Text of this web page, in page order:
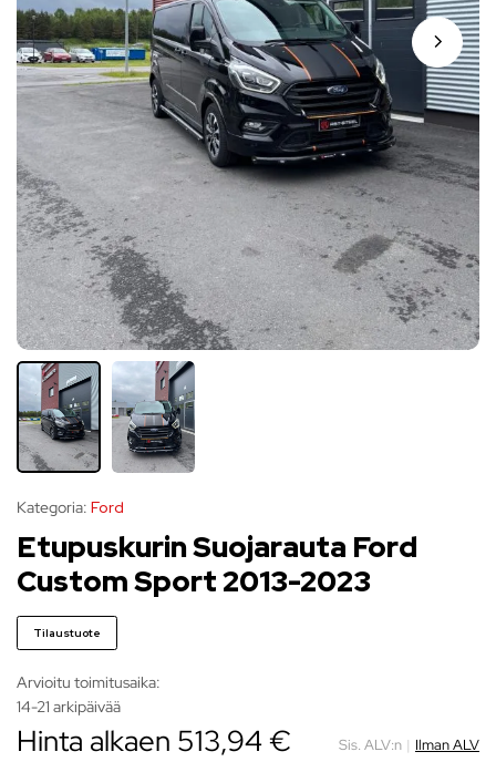
Kategoria: Ford
Etupuskurin Suojarauta Ford
Custom Sport 2013-2023
Tilaustuote
Arvioitu toimitusaika:
14-21 arkipäivää
Hinta alkaen 513,94€ Sis. ALV:n | Ilman ALV